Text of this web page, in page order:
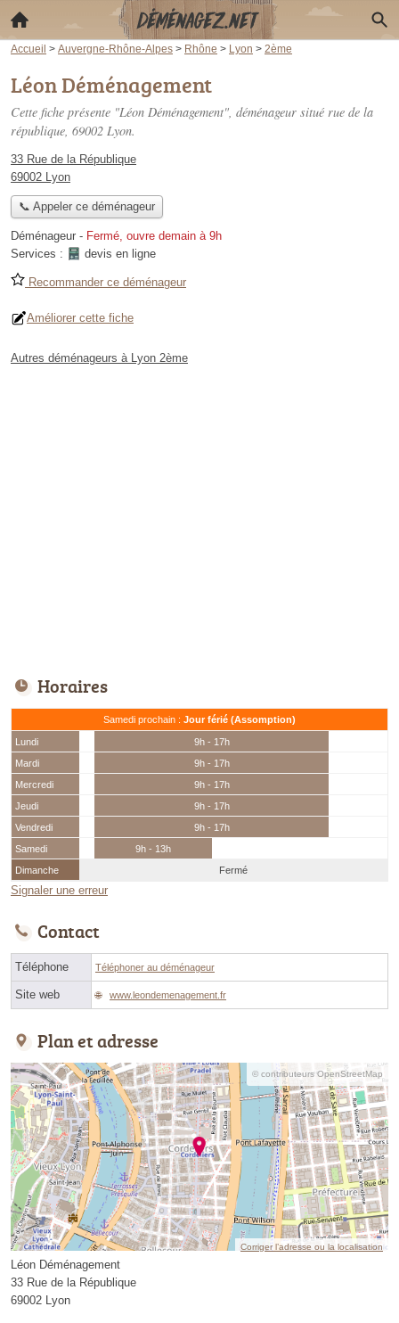
Accueil > Auvergne-Rhône-Alpes > Rhône > Lyon > 2ème
Léon Déménagement
Cette fiche présente "Léon Déménagement", déménageur situé rue de la
république, 69002 Lyon.
33 Rue de la République
69002 Lyon
📞 Appeler ce déménageur
Déménageur - Fermé, ouvre demain à 9h
Services :
devis en ligne
Recommander ce déménageur
Améliorer cette fiche
Autres déménageurs à Lyon 2ème
Horaires
Samedi prochain : Jour férié (Assomption)
Lundi
9h - 17h
Mardi
9h - 17h
Mercredi
9h - 17h
Jeudi
9h - 17h
Vendredi
9h - 17h
Samedi
9h - 13h
Dimanche
Fermé
Signaler une erreur
Contact
Téléphone Téléphoner au déménageur
Site web www.leondemenagement.fr
Plan et adresse
© contributeurs OpenStreetMap
Corriger l’adresse ou la localisation
Léon Déménagement
33 Rue de la République
69002 Lyon